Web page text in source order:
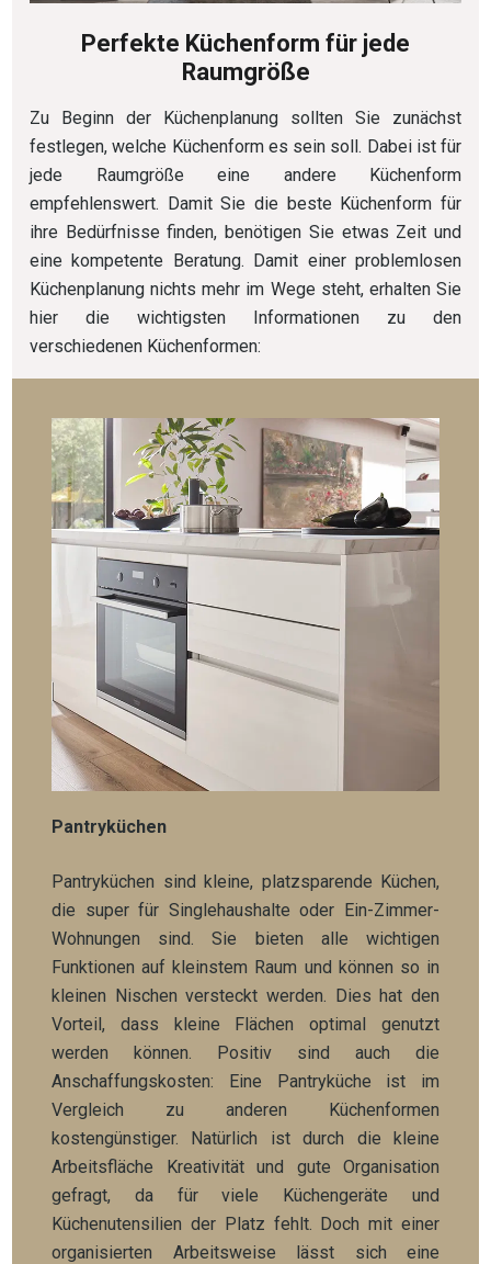
Perfekte Küchenform für jede
Raumgröße
Zu Beginn der Küchenplanung sollten Sie zunächst
festlegen, welche Küchenform es sein soll. Dabei ist für
jede Raumgröße eine andere Küchenform
empfehlenswert. Damit Sie die beste Küchenform für
ihre Bedürfnisse finden, benötigen Sie etwas Zeit und
eine kompetente Beratung. Damit einer problemlosen
Küchenplanung nichts mehr im Wege steht, erhalten Sie
hier die wichtigsten Informationen zu den
verschiedenen Küchenformen:
Pantryküchen
Pantryküchen sind kleine, platzsparende Küchen,
die super für Singlehaushalte oder Ein-Zimmer-
Wohnungen sind. Sie bieten alle wichtigen
Funktionen auf kleinstem Raum und können so in
kleinen Nischen versteckt werden. Dies hat den
Vorteil, dass kleine Flächen optimal genutzt
werden können. Positiv sind auch die
Anschaffungskosten: Eine Pantryküche ist im
Vergleich zu anderen Küchenformen
kostengünstiger. Natürlich ist durch die kleine
Arbeitsfläche Kreativität und gute Organisation
gefragt, da für viele Küchengeräte und
Küchenutensilien der Platz fehlt. Doch mit einer
organisierten Arbeitsweise lässt sich eine